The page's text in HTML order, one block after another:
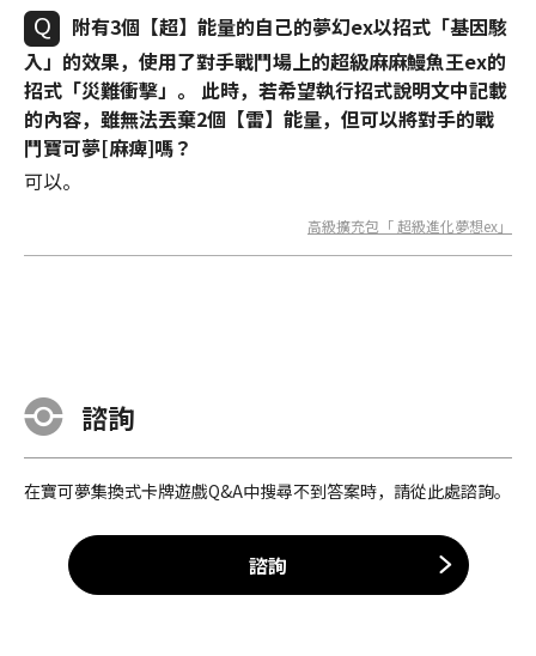
附有3個【超】能量的自己的夢幻ex以招式「基因駭
入」的效果，使用了對手戰鬥場上的超級麻麻鰻魚王ex的
招式「災難衝擊」。 此時，若希望執行招式說明文中記載
的內容，雖無法丟棄2個【雷】能量，但可以將對手的戰
鬥寶可夢[麻痺]嗎？
可以。
高級擴充包「 超級進化夢想ex」
諮詢
在寶可夢集換式卡牌遊戲Q&A中搜尋不到答案時，請從此處諮詢。
諮詢